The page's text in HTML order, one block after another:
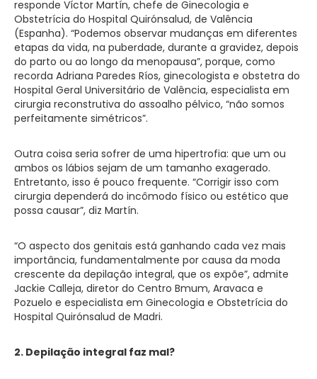
responde Víctor Martín, chefe de Ginecologia e
Obstetrícia do Hospital Quirónsalud, de Valência
(Espanha). “Podemos observar mudanças em diferentes
etapas da vida, na puberdade, durante a gravidez, depois
do parto ou ao longo da menopausa”, porque, como
recorda Adriana Paredes Ríos, ginecologista e obstetra do
Hospital Geral Universitário de Valência, especialista em
cirurgia reconstrutiva do assoalho pélvico, “não somos
perfeitamente simétricos”.
Outra coisa seria sofrer de uma hipertrofia: que um ou
ambos os lábios sejam de um tamanho exagerado.
Entretanto, isso é pouco frequente. “Corrigir isso com
cirurgia dependerá do incômodo físico ou estético que
possa causar”, diz Martín.
“O aspecto dos genitais está ganhando cada vez mais
importância, fundamentalmente por causa da moda
crescente da depilação integral, que os expõe”, admite
Jackie Calleja, diretor do Centro Bmum, Aravaca e
Pozuelo e especialista em Ginecologia e Obstetrícia do
Hospital Quirónsalud de Madri.
2. Depilação integral faz mal?